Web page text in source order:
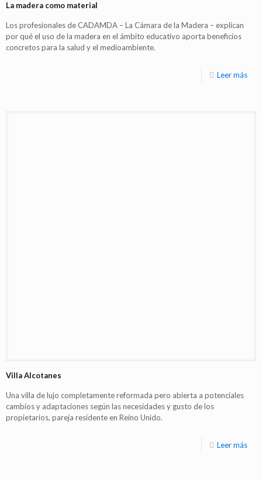
La madera como material
Los profesionales de CADAMDA – La Cámara de la Madera – explican
por qué el uso de la madera en el ámbito educativo aporta beneficios
concretos para la salud y el medioambiente.
Leer más
Villa Alcotanes
Una villa de lujo completamente reformada pero abierta a potenciales
cambios y adaptaciones según las necesidades y gusto de los
propietarios, pareja residente en Reino Unido.
Leer más